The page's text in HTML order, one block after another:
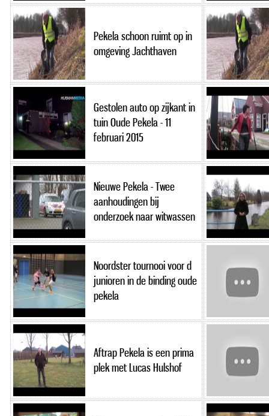
Pekela schoon ruimt op in
omgeving Jachthaven
Gestolen auto op zijkant in
tuin Oude Pekela - 11
februari 2015
Nieuwe Pekela - Twee
aanhoudingen bij
onderzoek naar witwassen
Noordster tournooi voor d
junioren in de binding oude
pekela
Aftrap Pekela is een prima
plek met Lucas Hulshof